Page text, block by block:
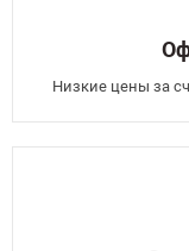
Низкие цены за